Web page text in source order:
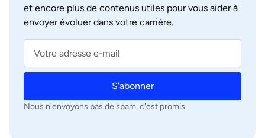
et encore plus de contenus utiles pour vous aider à
envoyer évoluer dans votre carrière.
S'abonner
Nous n'envoyons pas de spam, c'est promis.